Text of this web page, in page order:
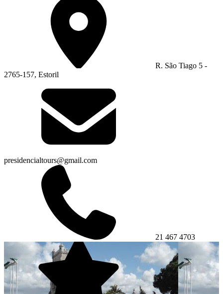
R. São Tiago 5 -
2765-157, Estoril
presidencialtours@gmail.com
21 467 4703